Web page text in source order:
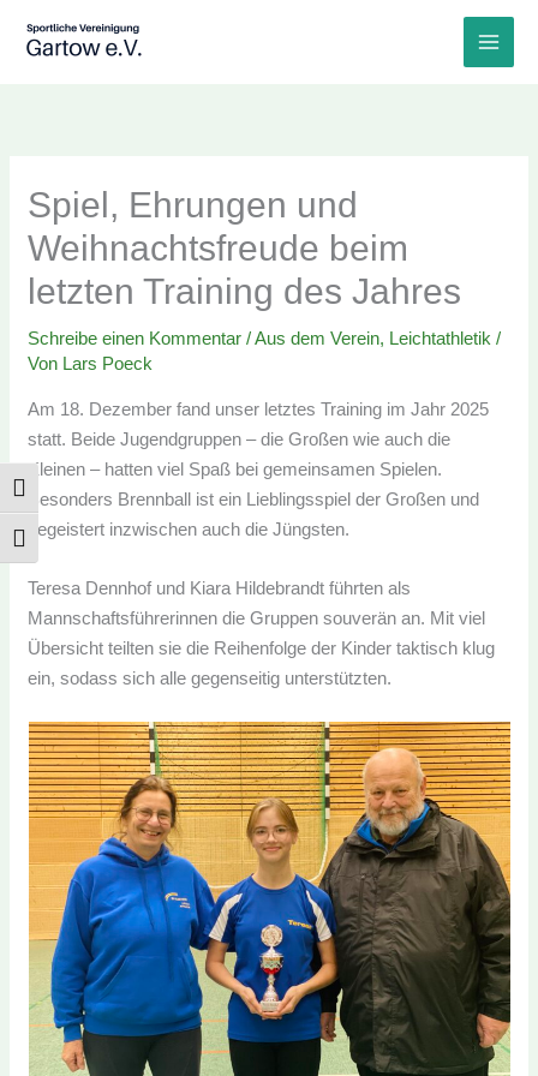
UMSCHALTEN AUF HOHE KONTRASTE
SCHRIFT VERGRÖSSERN
Inhalt
Spiel, Ehrungen und
Weihnachtsfreude beim
letzten Training des Jahres
Schreibe einen Kommentar /Aus dem Verein,
Leichtathletik/ Von
Am 18. Dezember fand unser letztes Training im Jahr
2025 statt. Beide Jugendgruppen – die Großen wie auch
die Kleinen – hatten viel Spaß bei gemeinsamen
Spielen. Besonders Brennball ist ein Lieblingsspiel der
Großen und begeistert inzwischen auch die Jüngsten.
Teresa Dennhof und Kiara Hildebrandt führten als
Mannschaftsführerinnen die Gruppen souverän an. Mit
viel Übersicht teilten sie die Reihenfolge der Kinder
taktisch klug ein, sodass sich alle gegenseitig